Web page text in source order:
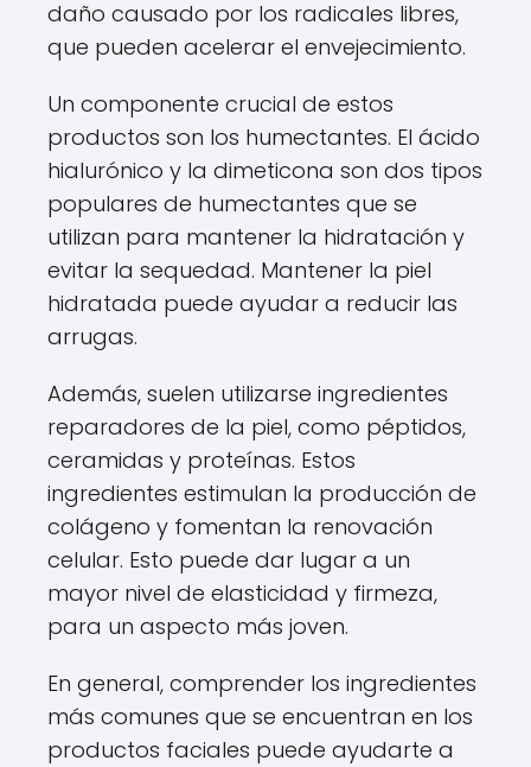
daño causado por los radicales libres,
que pueden acelerar el envejecimiento.
Un componente crucial de estos
productos son los humectantes. El ácido
hialurónico y la dimeticona son dos tipos
populares de humectantes que se
utilizan para mantener la hidratación y
evitar la sequedad. Mantener la piel
hidratada puede ayudar a reducir las
arrugas.
Además, suelen utilizarse ingredientes
reparadores de la piel, como péptidos,
ceramidas y proteínas. Estos
ingredientes estimulan la producción de
colágeno y fomentan la renovación
celular. Esto puede dar lugar a un
mayor nivel de elasticidad y firmeza,
para un aspecto más joven.
En general, comprender los ingredientes
más comunes que se encuentran en los
productos faciales puede ayudarte a